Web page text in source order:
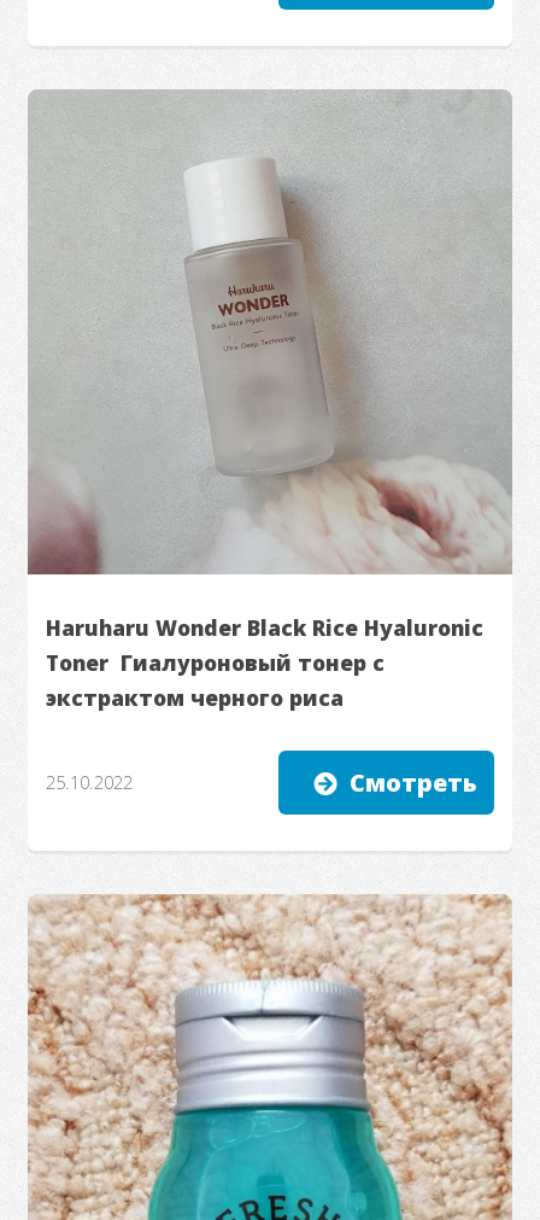
Haruharu Wonder Black Rice Hyaluronic
Toner Гиалуроновый тонер с
экстрактом черного риса
25.10.2022 Смотреть